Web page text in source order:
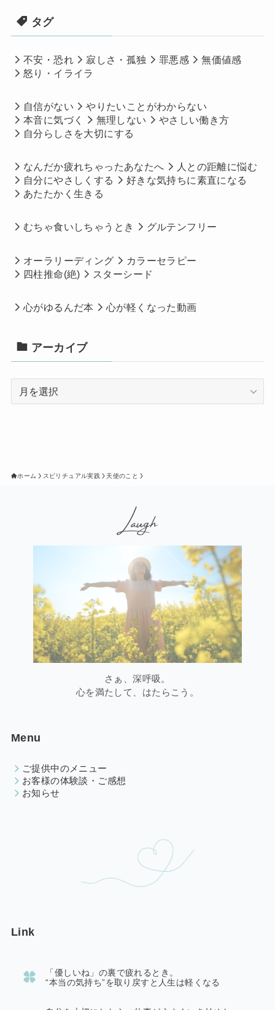
タグ
不安・恐れ 寂しさ・孤独 罪悪感
無価値感
怒り・イライラ
自信がない
やりたいことがわからない
本音に気づく
無理しない
やさしい働き方
自分らしさを大切にする
なんだか疲れちゃったあなたへ
人との距離に悩む
自分にやさしくする
好きな気持ちに素直になる
あたたかく生きる
むちゃ食いしちゃうとき グルテンフリー
オーラリーディング
カラーセラピー
四柱推命(絶)
スターシード
心がゆるんだ本 心が軽くなった動画
アーカイブ
ホーム スピリチュアル実践 天使のこと
さぁ、深呼吸。
心を満たして、はたらこう。
Menu
ご提供中のメニュー
お客様の体験談・ご感想
お知らせ
Link
「優しいね」の裏で疲れるとき。
“本当の気持ち”を取り戻すと人生は軽くなる